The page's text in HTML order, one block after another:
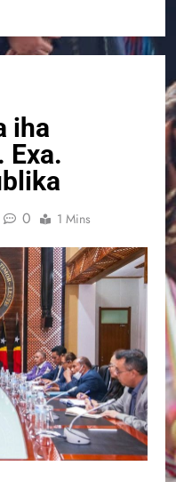
iha
Exa.
0 1 Mins